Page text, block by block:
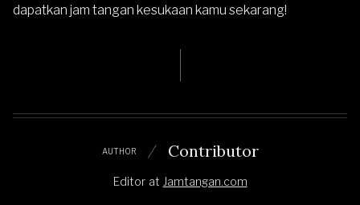
dapatkan jam tangan kesukaan kamu sekarang!
AUTHOR Contributor
Editor at Jamtangan.com